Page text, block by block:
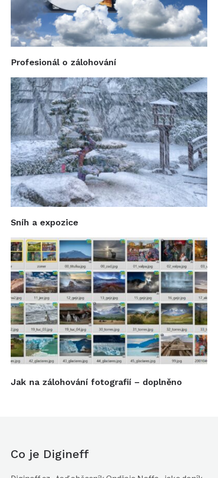
Profesionál o zálohování
Sníh a expozice
Jak na zálohování fotografií – doplněno
Co je Digineff